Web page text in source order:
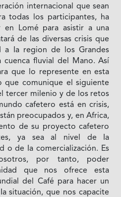
internacional que sean
todas los participantes, ha
en Lomé para asistir a una
de las diversas crisis que
a Ia region de los Grandes
cuenca fluvial del Mano. Así
que lo represente en esta
que comunique el siguiente
tercer milenio y de los retos
cafetero está en crisis,
preocupados y, en Africa,
de su proyecto cafetero
ya sea al nivel de Ia
o de Ia comercialización. Es
por tanto, poder
que nos ofrece esta
del Café para hacer un
situación, que nos capacite